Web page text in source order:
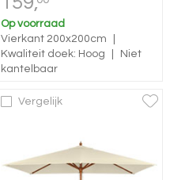
Op voorraad
Vierkant 200x200cm
Kwaliteit doek: Hoog
Niet
kantelbaar
Vergelijk